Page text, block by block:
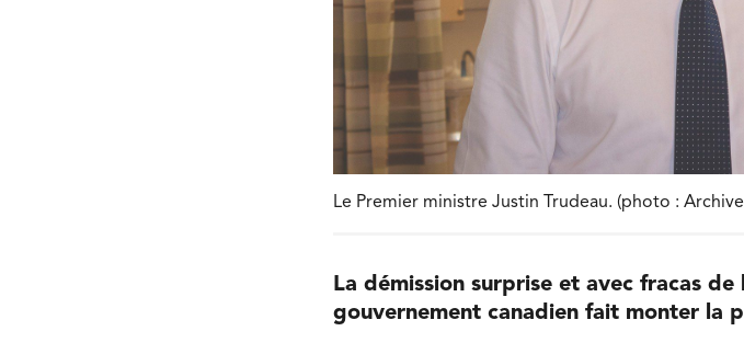
Le Premier ministre Justin Trudeau. (photo :
La démission surprise et avec fracas de
gouvernement canadien fait monter la